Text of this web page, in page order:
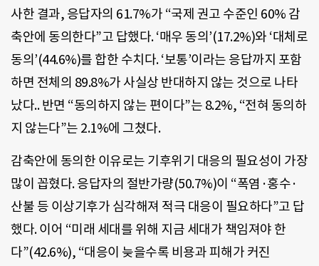
사한 결과, 응답자의 61.7%가 “국제 권고 수준인 60% 감
축안에 동의한다”고 답했다. ‘매우 동의’(17.2%)와 ‘대체로
동의’(44.6%)를 합한 수치다. ‘보통’이라는 응답까지 포함
하면 전체의 89.8%가 사실상 반대하지 않는 것으로 나타
났다.. 반면 “동의하지 않는 편이다”는 8.2%, “전혀 동의하
지 않는다”는 2.1%에 그쳤다.
감축안에 동의한 이유로는 기후위기 대응의 필요성이 가장
많이 꼽혔다. 응답자의 절반가량(50.7%)이 “폭염·홍수·
산불 등 이상기후가 심각해져 적극 대응이 필요하다”고 답
했다. 이어 “미래 세대를 위해 지금 세대가 책임져야 한
다”(42.6%), “대응이 늦을수록 비용과 피해가 커진